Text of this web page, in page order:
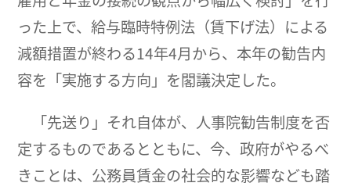
った上で、給与臨時特例法（賃下げ法）による
減額措置が終わる14年4月から、本年の勧告内
容を「実施する方向」を閣議決定した。
「先送り」それ自体が、人事院勧告制度を否
定するものであるとともに、今、政府がやるべ
きことは、公務員賃金の社会的な影響なども踏